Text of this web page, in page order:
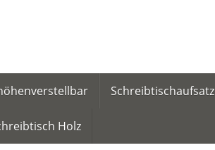
Schreibtischaufsatz
Holz